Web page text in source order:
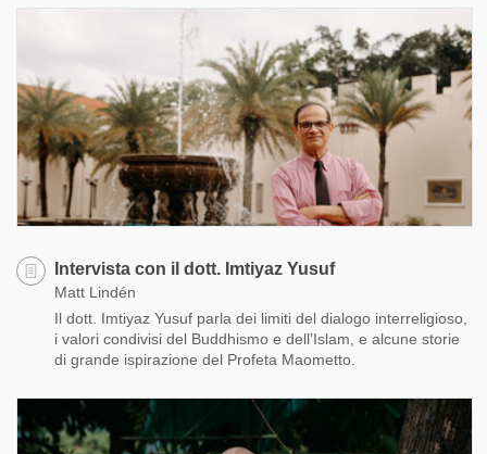
Intervista con il dott. Imtiyaz Yusuf
Matt Lindén
Il dott. Imtiyaz Yusuf parla dei limiti del dialogo interreligioso,
i valori condivisi del Buddhismo e dell’Islam, e alcune storie
di grande ispirazione del Profeta Maometto.